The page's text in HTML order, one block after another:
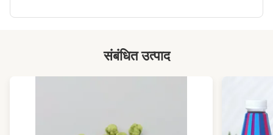
Sample: उपलब्ध
संबंधित उत्पाद